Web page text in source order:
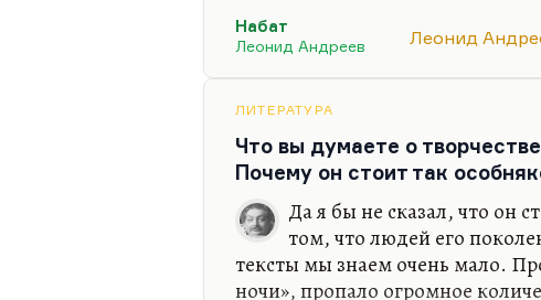
появляется высокий тощий
начинает произносить:
перенял эту тревогу и стал по-
становится вечным спутником
это такая метафора…
Набат
Леонид Андреев
Леонид
ЛИТЕРАТУРА
Что вы думаете о
Почему он стоит так
Да я бы не сказал, что он
том, что людей его
тексты мы знаем очень мало.
ночи», пропало огромное